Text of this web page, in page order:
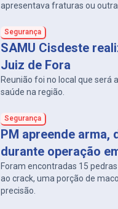
apresentava fraturas ou
Segurança
SAMU Cisdeste
Juiz de Fora
Reunião foi no local que será
saúde na região.
Segurança
PM apreende arma,
durante operação
Foram encontradas 15
ao crack, uma porção de
precisão.